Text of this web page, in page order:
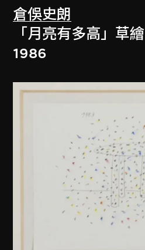
倉俁史朗
「月亮有多高」草繪
1986